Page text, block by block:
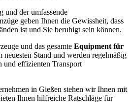
und der umfassende
geben Ihnen die Gewissheit, dass
ist und Sie beruhigt sein können.
und das gesamte Equipment für
neuesten Stand und werden regelmäßig
und effizienten Transport
in Gießen stehen wir Ihnen mit
Ihnen hilfreiche Ratschläge für